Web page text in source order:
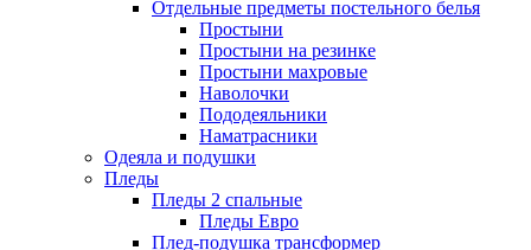
Отдельные предметы постельного белья
Простыни
Простыни на резинке
Простыни махровые
Наволочки
Пододеяльники
Наматрасники
Одеяла и подушки
Пледы
Пледы 2 спальные
Пледы Евро
Плед-подушка трансформер